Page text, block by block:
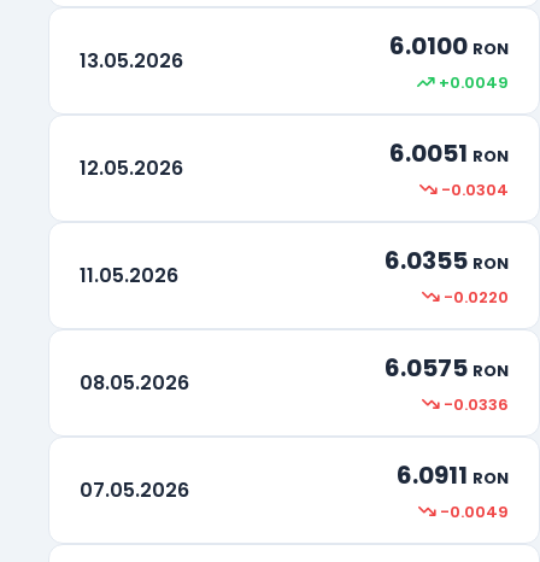
13.05.2026 6.0100 RON
+0.0049
12.05.2026 6.0051 RON
-0.0304
11.05.2026 6.0355 RON
-0.0220
08.05.2026 6.0575 RON
-0.0336
07.05.2026 6.0911 RON
-0.0049